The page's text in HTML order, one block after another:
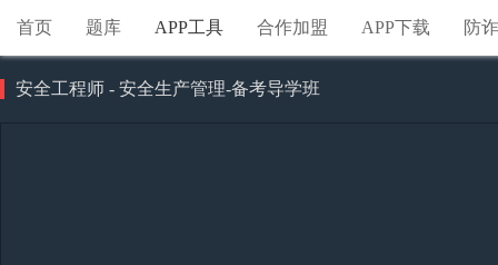
首页 题库 APP工具 合作加盟 APP下载 防
安全工程师 - 安全生产管理-备考导学班